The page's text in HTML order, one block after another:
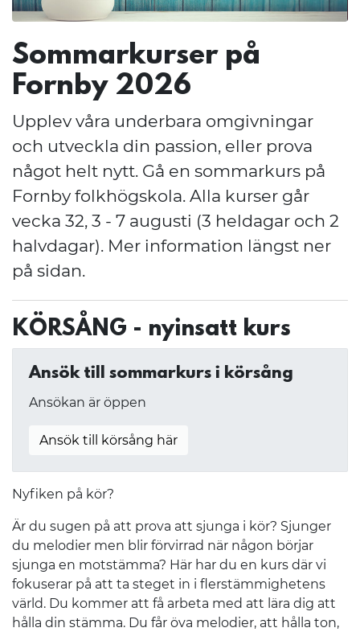
Sommarkurser på
Fornby 2026
Upplev våra underbara omgivningar
och utveckla din passion, eller prova
något helt nytt. Gå en sommarkurs på
Fornby folkhögskola. Alla kurser går
vecka 32, 3 - 7 augusti (3 heldagar och 2
halvdagar). Mer information längst ner
på sidan.
KÖRSÅNG - nyinsatt kurs
Ansök till sommarkurs i körsång
Ansökan är öppen
Ansök till körsång här
Nyfiken på kör?
Är du sugen på att prova att sjunga i kör? Sjunger
du melodier men blir förvirrad när någon börjar
sjunga en motstämma? Här har du en kurs där vi
fokuserar på att ta steget in i flerstämmighetens
värld. Du kommer att få arbeta med att lära dig att
hålla din stämma. Du får öva melodier, att hålla ton,